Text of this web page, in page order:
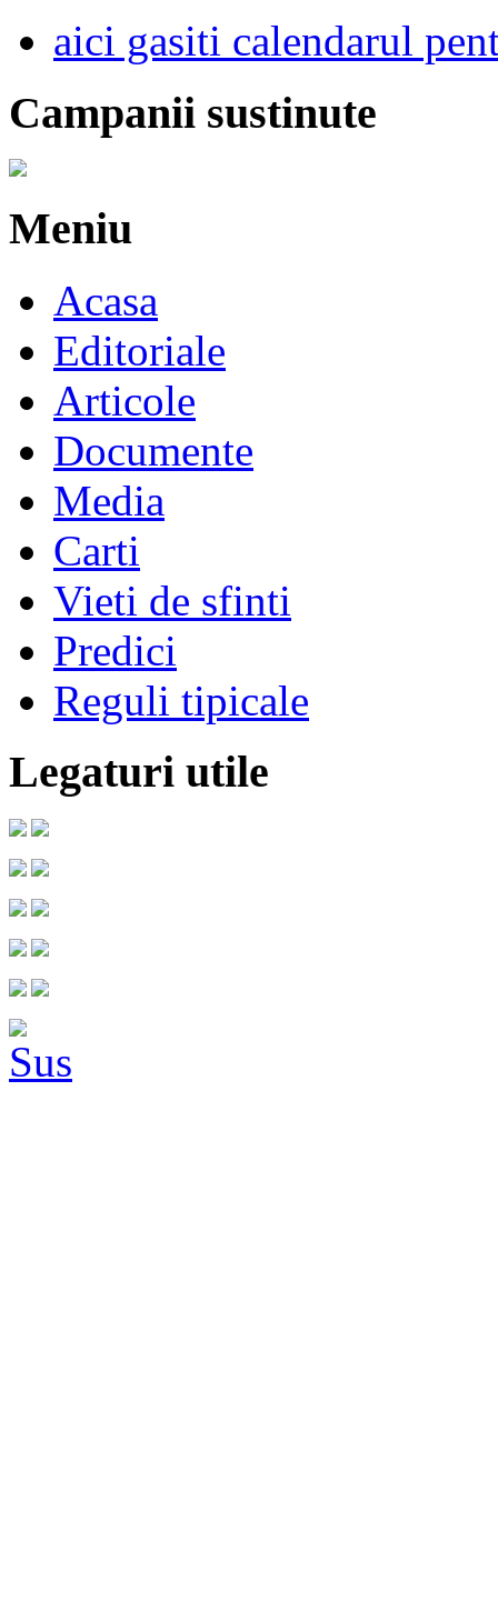
aici gasiti calendarul
Campanii sustinute
Meniu
Acasa
Editoriale
Articole
Documente
Media
Carti
Vieti de sfinti
Predici
Reguli tipicale
Legaturi utile